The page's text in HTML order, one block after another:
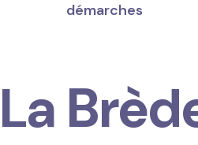
Les
démarches